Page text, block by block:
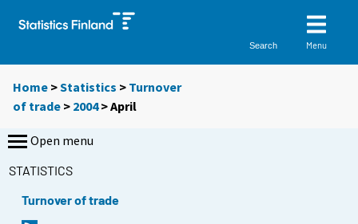
Search Menu
Home >Statistics > Turnover
of trade > 2004>April
Open menu
STATISTICS
Turnover of trade